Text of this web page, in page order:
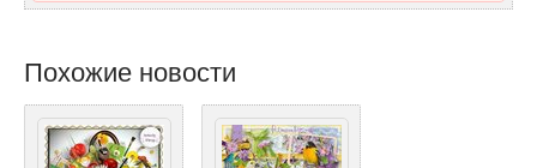
Похожие новости